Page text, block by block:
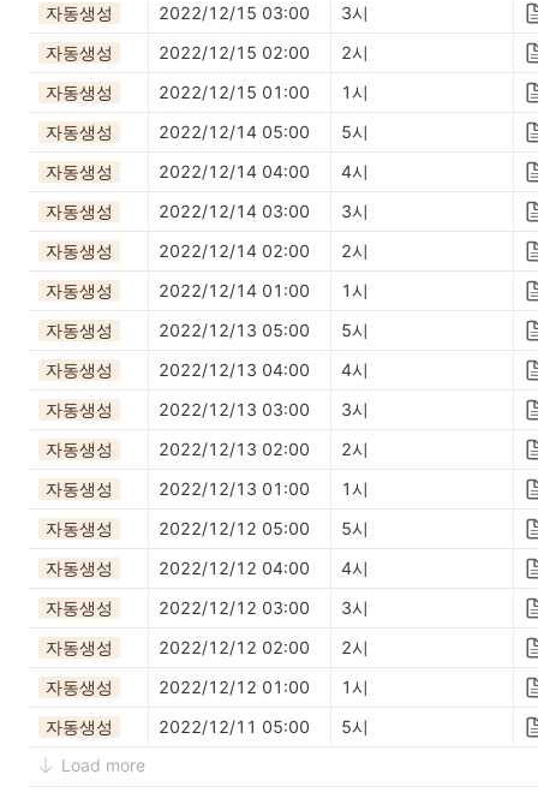
자동생성
2022/12/15 03:00
3시
자동생성
2022/12/15 02:00
2시
자동생성
2022/12/15 01:00
1시
자동생성
2022/12/14 05:00
5시
자동생성
2022/12/14 04:00
4시
자동생성
2022/12/14 03:00
3시
자동생성
2022/12/14 02:00
2시
자동생성
2022/12/14 01:00
1시
자동생성
2022/12/13 05:00
5시
자동생성
2022/12/13 04:00
4시
자동생성
2022/12/13 03:00
3시
자동생성
2022/12/13 02:00
2시
자동생성
2022/12/13 01:00
1시
자동생성
2022/12/12 05:00
5시
자동생성
2022/12/12 04:00
4시
자동생성
2022/12/12 03:00
3시
자동생성
2022/12/12 02:00
2시
자동생성
2022/12/12 01:00
1시
자동생성
2022/12/11 05:00
5시
Load more